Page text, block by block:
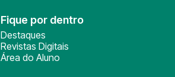
Fique por dentro
Destaques
Revistas Digitais
Área do Aluno